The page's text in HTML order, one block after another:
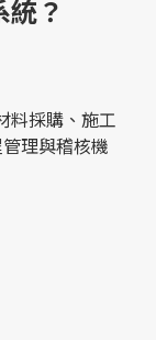
？
料採購、施工
理與稽核機